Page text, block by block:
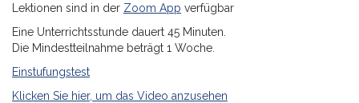
Lektionen sind in der Zoom App verfügbar
Eine Unterrichtsstunde dauert 45 Minuten.
Die Mindestteilnahme beträgt 1 Woche.
Einstufungstest
Klicken Sie hier, um das Video anzusehen